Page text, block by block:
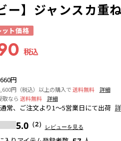
660円
円（税込）以上の購入で送料無料
詳細
なら 送料無料 詳細
通常、ご注文より1～5営業日にて出荷
5.0（2） レビューを見る
ー】ジャンスカ重
ット価格
税込